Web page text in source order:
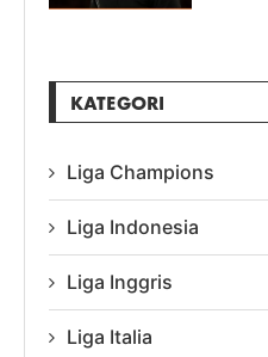
KATEGORI
Liga Champions
Liga Indonesia
Liga Inggris
Liga Italia